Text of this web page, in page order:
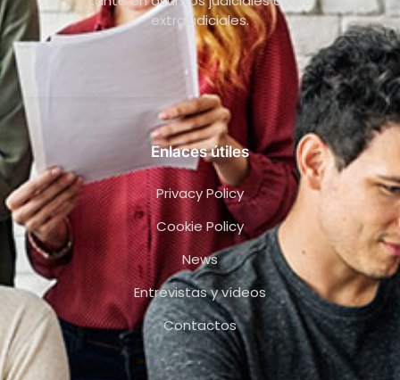
extrajudiciales.
Enlaces útiles
Privacy Policy
Cookie Policy
News
Entrevistas y vídeos
Contactos